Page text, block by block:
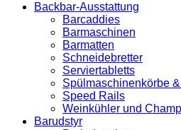
Backbar-Ausstattung
Barcaddies
Barmaschinen
Barmatten
Schneidebretter
Serviertabletts
Spülmaschinenkörbe
Speed Rails
Weinkühler und
Barudstyr